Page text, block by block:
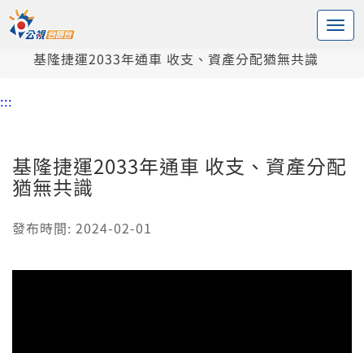
中央內容區塊
頭頁
基隆捷運2033年通車 收支、資產分配猶無共識
:::
基隆捷運2033年通車 收支、資產分配
猶無共識
發布時間: 2024-02-01